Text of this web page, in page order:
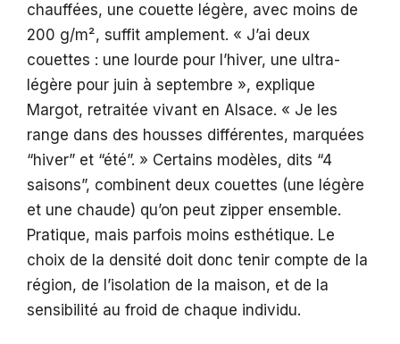
chauffées, une couette légère, avec moins de
200 g/m², suffit amplement. « J’ai deux
couettes : une lourde pour l’hiver, une ultra-
légère pour juin à septembre », explique
Margot, retraitée vivant en Alsace. « Je les
range dans des housses différentes, marquées
“hiver” et “été”. » Certains modèles, dits “4
saisons”, combinent deux couettes (une légère
et une chaude) qu’on peut zipper ensemble.
Pratique, mais parfois moins esthétique. Le
choix de la densité doit donc tenir compte de la
région, de l’isolation de la maison, et de la
sensibilité au froid de chaque individu.